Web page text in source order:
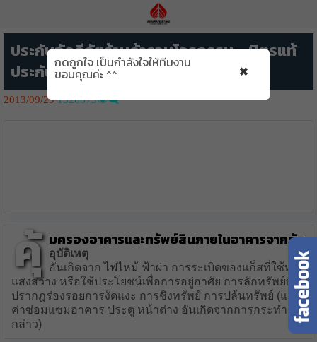
ประกันอัคคีภัยร้านค้ารวมโจรกรรม – มิตรแท้
ประกันภัย
2013/09/291526673👁️‍🗨️
คุ้ มครองอาคารและทรัพย์สินภายในอาคารจากภัย
อุบัติเหตุ
อันเกิดจาก ไฟไหม้ ฟ้าผ่า การระเบิดของแก็สที่ใช้ทำ
แสงสว่าง หรือใช้ประโยชน์เพื่อการอยู่อาศัย การลักทรัพย์ที่
ปรากฎร่องรอยการงัดแงะ การชิงทรัพย์ การปล้นทรัพย์ (และ
ค่าซ่อมแซมอาคาร ประตู หน้าต่าง อันเกิดจากการกระทำดัง
กล่าว)
กดถูกใจ เป็นกำลังใจให้ทีมงาน
ขอบคุณค่ะ ^^ ×